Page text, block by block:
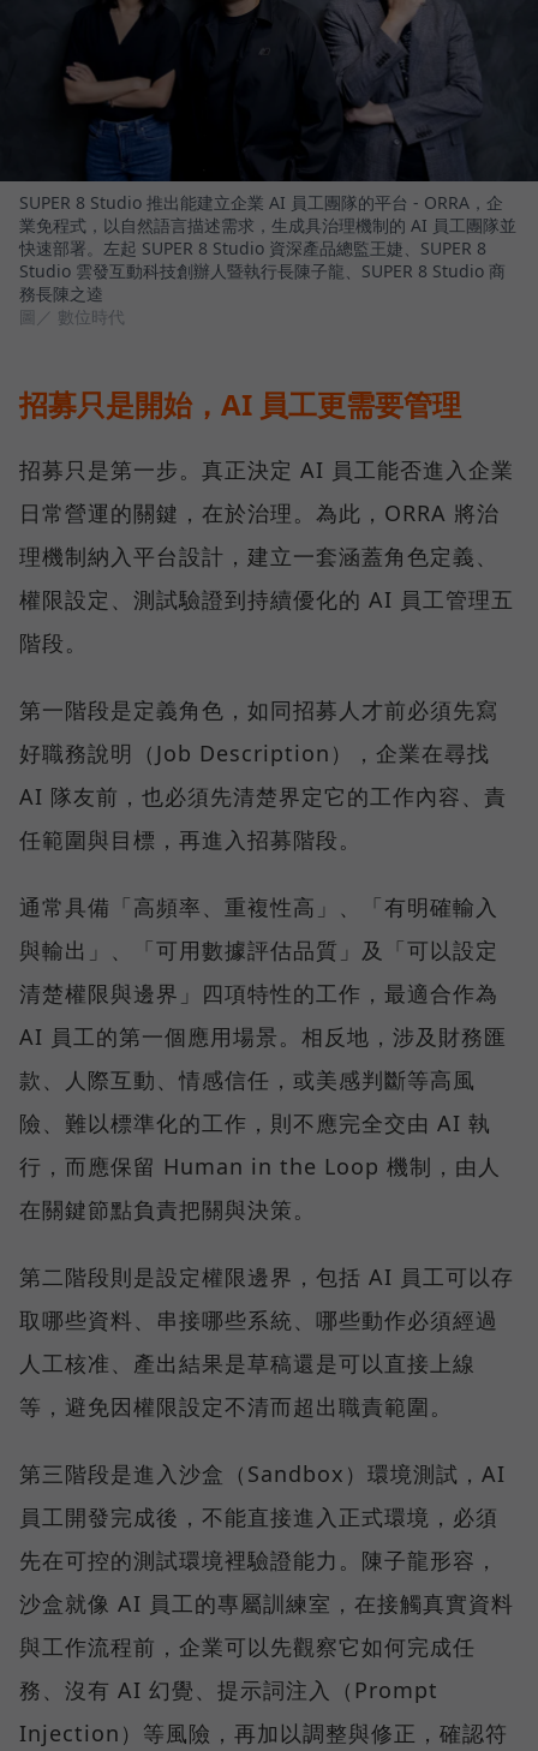
SUPER 8 Studio 推出能建立企業 AI 員工團隊的平台 - ORRA，企
業免程式，以自然語言描述需求，生成具治理機制的 AI 員工團隊並
快速部署。左起 SUPER 8 Studio 資深產品總監王婕、SUPER 8
Studio 雲發互動科技創辦人暨執行長陳子龍、SUPER 8 Studio 商
務長陳之逵
圖／ 數位時代
招募只是開始，AI 員工更需要管理
招募只是第一步。真正決定 AI 員工能否進入企業
日常營運的關鍵，在於治理。為此，ORRA 將治
理機制納入平台設計，建立一套涵蓋角色定義、
權限設定、測試驗證到持續優化的 AI 員工管理五
階段。
第一階段是定義角色，如同招募人才前必須先寫
好職務說明（Job Description），企業在尋找
AI 隊友前，也必須先清楚界定它的工作內容、責
任範圍與目標，再進入招募階段。
通常具備「高頻率、重複性高」、「有明確輸入
與輸出」、「可用數據評估品質」及「可以設定
清楚權限與邊界」四項特性的工作，最適合作為
AI 員工的第一個應用場景。相反地，涉及財務匯
款、人際互動、情感信任，或美感判斷等高風
險、難以標準化的工作，則不應完全交由 AI 執
行，而應保留 Human in the Loop 機制，由人
在關鍵節點負責把關與決策。
第二階段則是設定權限邊界，包括 AI 員工可以存
取哪些資料、串接哪些系統、哪些動作必須經過
人工核准、產出結果是草稿還是可以直接上線
等，避免因權限設定不清而超出職責範圍。
第三階段是進入沙盒（Sandbox）環境測試，AI
員工開發完成後，不能直接進入正式環境，必須
先在可控的測試環境裡驗證能力。陳子龍形容，
沙盒就像 AI 員工的專屬訓練室，在接觸真實資料
與工作流程前，企業可以先觀察它如何完成任
務、沒有 AI 幻覺、提示詞注入（Prompt
Injection）等風險，再加以調整與修正，確認符